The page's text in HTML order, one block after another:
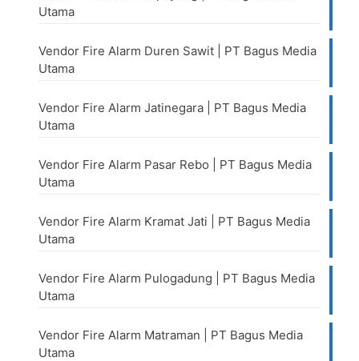
Utama
Vendor Fire Alarm Duren Sawit | PT Bagus Media
Utama
Vendor Fire Alarm Jatinegara | PT Bagus Media
Utama
Vendor Fire Alarm Pasar Rebo | PT Bagus Media
Utama
Vendor Fire Alarm Kramat Jati | PT Bagus Media
Utama
Vendor Fire Alarm Pulogadung | PT Bagus Media
Utama
Vendor Fire Alarm Matraman | PT Bagus Media
Utama